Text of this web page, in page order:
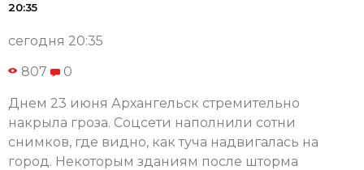
20:35
сегодня 20:35
807 0
Днем 23 июня Архангельск стремительно
накрыла гроза. Соцсети наполнили сотни
снимков, где видно, как туча надвигалась на
город. Некоторым зданиям после шторма